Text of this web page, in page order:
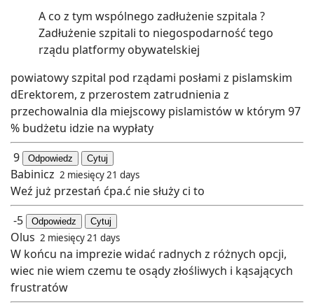
A co z tym wspólnego zadłużenie szpitala ?
Zadłużenie szpitali to niegospodarność tego
rządu platformy obywatelskiej
powiatowy szpital pod rządami posłami z pislamskim
dErektorem, z przerostem zatrudnienia z
przechowalnia dla miejscowy pislamistów w którym 97
% budżetu idzie na wypłaty
9
Odpowiedz Cytuj
Babinicz 2 miesięcy 21 days
Weź już przestań ćpa.ć nie służy ci to
-5
Odpowiedz Cytuj
Olus 2 miesięcy 21 days
W końcu na imprezie widać radnych z różnych opcji,
wiec nie wiem czemu te osądy złośliwych i kąsających
frustratów